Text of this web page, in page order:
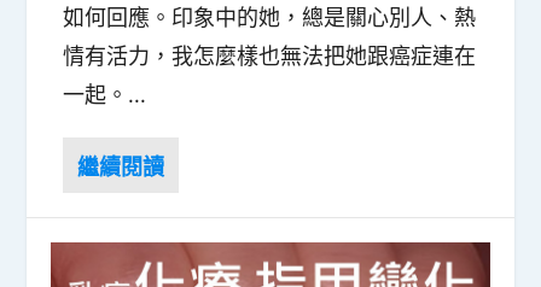
如何回應。印象中的她，總是關心別人、熱
情有活力，我怎麼樣也無法把她跟癌症連在
一起。...